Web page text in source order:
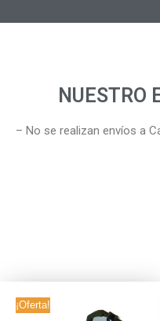
NUESTRO
– No se realizan envíos a
¡Oferta!